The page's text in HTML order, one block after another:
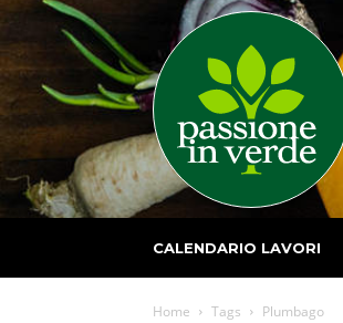
CALENDARIO LAVORI
Home Tags Plumbago